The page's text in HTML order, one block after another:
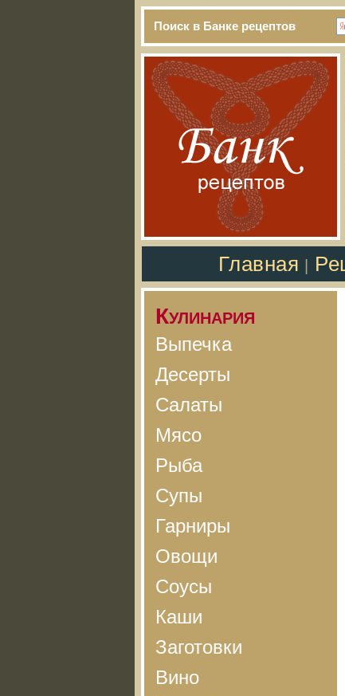
Поиск в Банке рецептов
Главная
Кулинария
Выпечка
Десерты
Салаты
Мясо
Рыба
Супы
Гарниры
Овощи
Соусы
Каши
Заготовки
Вино